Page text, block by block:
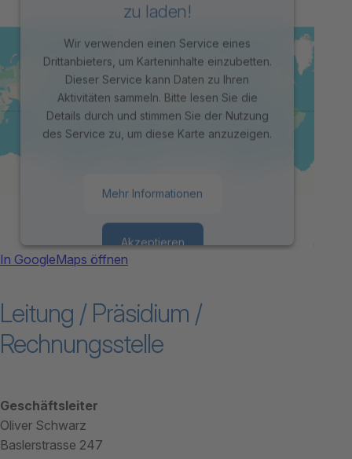
zu laden!
Wir verwenden einen Service eines
Drittanbieters, um Karteninhalte einzubetten.
Dieser Service kann Daten zu Ihren
Aktivitäten sammeln. Bitte lesen Sie die
Details durch und stimmen Sie der Nutzung
des Service zu, um diese Karte anzuzeigen.
Mehr Informationen
Akzeptieren
Management Platform
In GoogleMaps öffnen
Leitung / Präsidium /
Rechnungsstelle
Geschäftsleiter
Oliver Schwarz
Baslerstrasse 247